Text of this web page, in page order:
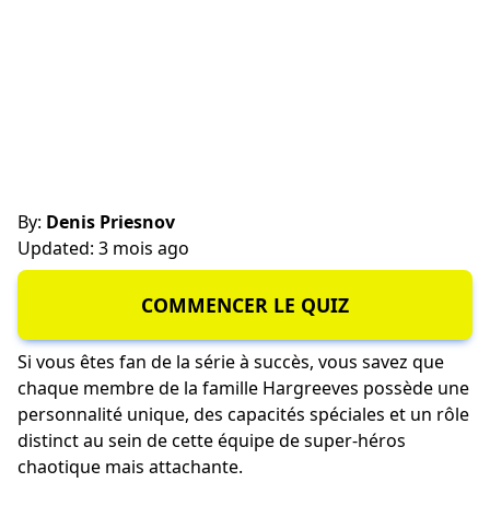
By: Denis Priesnov
Updated: 3 mois ago
COMMENCER LE QUIZ
Si vous êtes fan de la série à succès, vous savez que
chaque membre de la famille Hargreeves possède une
personnalité unique, des capacités spéciales et un rôle
distinct au sein de cette équipe de super-héros
chaotique mais attachante.